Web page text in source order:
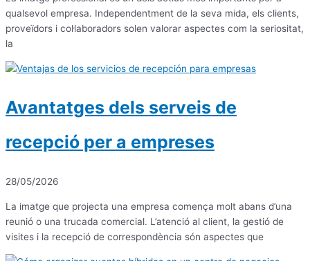
qualsevol empresa. Independentment de la seva mida, els clients,
proveïdors i col·laboradors solen valorar aspectes com la seriositat,
la
Avantatges dels serveis de
recepció per a empreses
28/05/2026
La imatge que projecta una empresa comença molt abans d’una
reunió o una trucada comercial. L’atenció al client, la gestió de
visites i la recepció de correspondència són aspectes que